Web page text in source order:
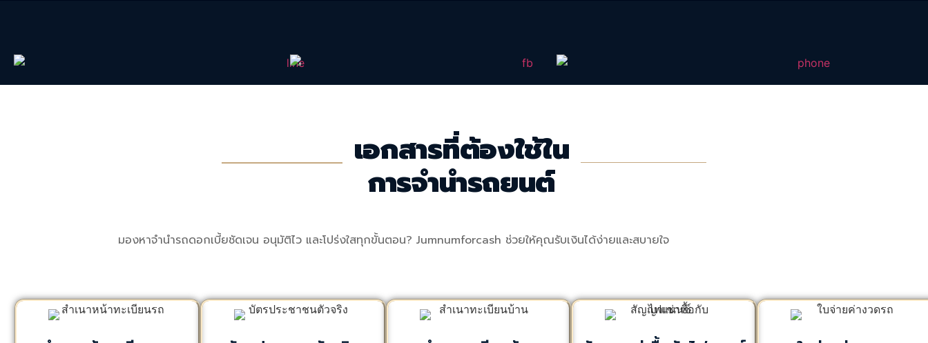
เอกสารที่ต้องใช้ใน
การจำนำรถยนต์
มองหาจำนำรถดอกเบี้ยชัดเจน อนุมัติไว และโปร่งใสทุกขั้นตอน? Jumnumforcash ช่วยให้คุณรับเงินได้ง่ายและสบายใจ